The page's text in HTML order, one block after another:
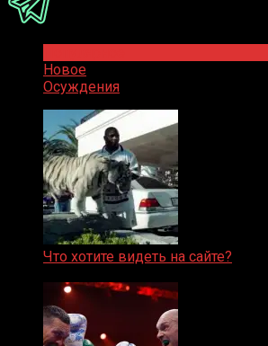
Новое
Осуждения
Что хотите видеть на сайте?